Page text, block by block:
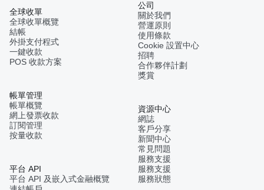
全球收單
全球收單概覽
結帳
外掛支付程式
一鍵收款
POS 收款方案
帳單管理
帳單概覽
網上發票收款
訂閱管理
按量收款
平台 API
平台 API 及嵌入式金融概覽
公司
關於我們
營運原則
使用條款
Cookie 設置中心
招聘
合作夥伴計劃
獎賞
資源中心
網誌
客戶分享
新聞中心
常見問題
服務支援
服務支援
服務狀態